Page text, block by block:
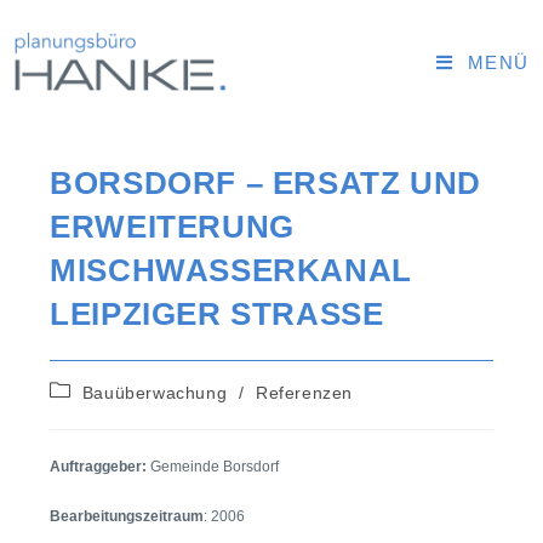
MENÜ
BORSDORF – ERSATZ UND
ERWEITERUNG
MISCHWASSERKANAL
LEIPZIGER STRASSE
Bauüberwachung / Referenzen
Auftraggeber: Gemeinde Borsdorf
Bearbeitungszeitraum: 2006